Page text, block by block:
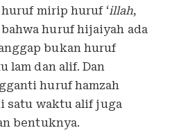
mirip huruf ‘illah,
huruf hijaiyah ada
bukan huruf
lam dan alif. Dan
huruf hamzah
satu waktu alif juga
bentuknya.